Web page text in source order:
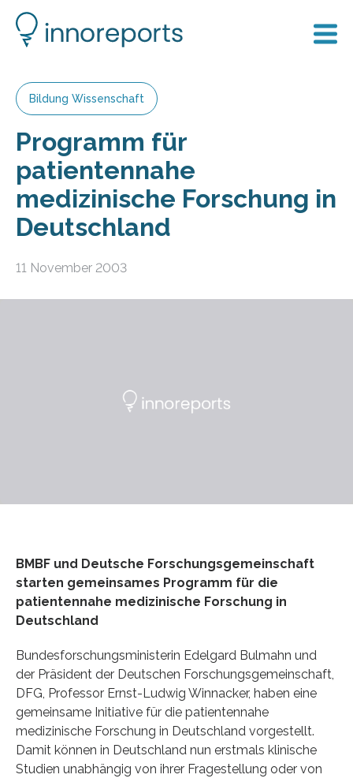
Bildung Wissenschaft
Programm für
patientennahe
medizinische Forschung in
Deutschland
11 November 2003
BMBF und Deutsche Forschungsgemeinschaft
starten gemeinsames Programm für die
patientennahe medizinische Forschung in
Deutschland
Bundesforschungsministerin Edelgard Bulmahn und
der Präsident der Deutschen Forschungsgemeinschaft,
DFG, Professor Ernst-Ludwig Winnacker, haben eine
gemeinsame Initiative für die patientennahe
medizinische Forschung in Deutschland vorgestellt.
Damit können in Deutschland nun erstmals klinische
Studien unabhängig von ihrer Fragestellung oder von